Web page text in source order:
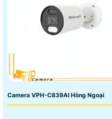
Camera VPH-C839AI Hồng Ngoại